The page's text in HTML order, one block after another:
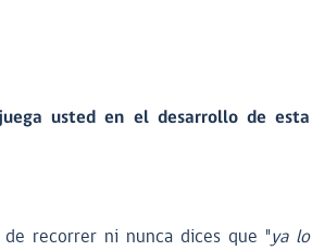
usted en el desarrollo de esta
recorrer ni nunca dices que "ya lo